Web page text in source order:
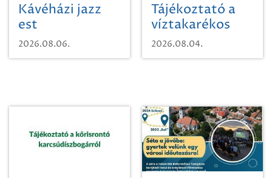
Kávéházi jazz
est
2026.08.06.
Tájékoztató a
víztakarékos
vízhasználatról
2026.08.04.